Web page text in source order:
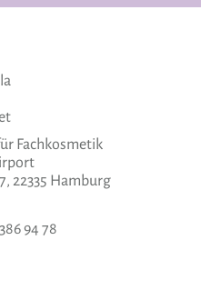
Fachkosmetik
22335 Hamburg
94 78